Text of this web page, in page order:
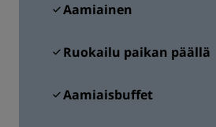
Aamiainen
Ruokailu paikan päällä
Aamiaisbuffet